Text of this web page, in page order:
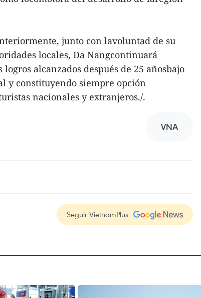
junto con lavoluntad de su
locales, Da Nangcontinuará
alcanzados después de 25 añosbajo
y constituyendo siempre opción
nacionales y extranjeros./.
VNA
Seguir VietnamPlus